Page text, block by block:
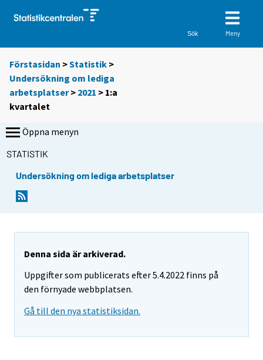
Sök Meny
Förstasidan >Statistik >
Undersökning om lediga
arbetsplatser> 2021 > 1:a
kvartalet
Öppna menyn
STATISTIK
Undersökning om lediga arbetsplatser
Denna sida är arkiverad.
Uppgifter som publicerats efter 5.4.2022 finns på
den förnyade webbplatsen.
Gå till den nya statistiksidan.